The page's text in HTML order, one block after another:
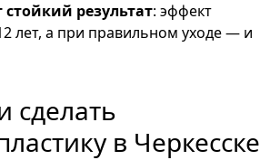
результат: эффект
лет, а при правильном уходе — и
сделать
в Черкесске